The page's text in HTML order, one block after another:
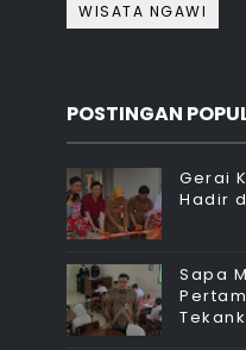
WISATA NGAWI
POSTINGAN
Gerai
Hadir
Sapa